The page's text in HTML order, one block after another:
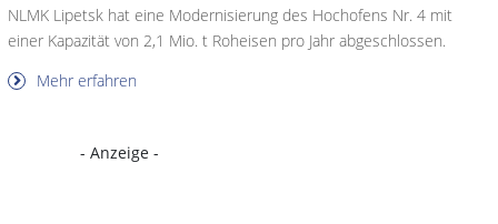
NLMK Lipetsk hat eine Modernisierung des Hochofens Nr. 4 mit
einer Kapazität von 2,1 Mio. t Roheisen pro Jahr abgeschlossen.
Mehr erfahren
- Anzeige -